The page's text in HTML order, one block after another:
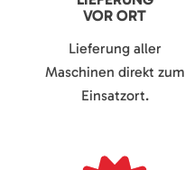
VOR ORT
Lieferung aller
Maschinen direkt zum
Einsatzort.